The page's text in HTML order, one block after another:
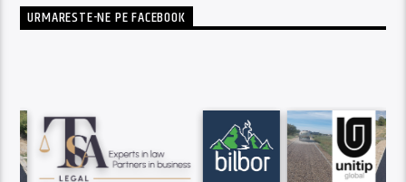
URMARESTE-NE PE FACEBOOK